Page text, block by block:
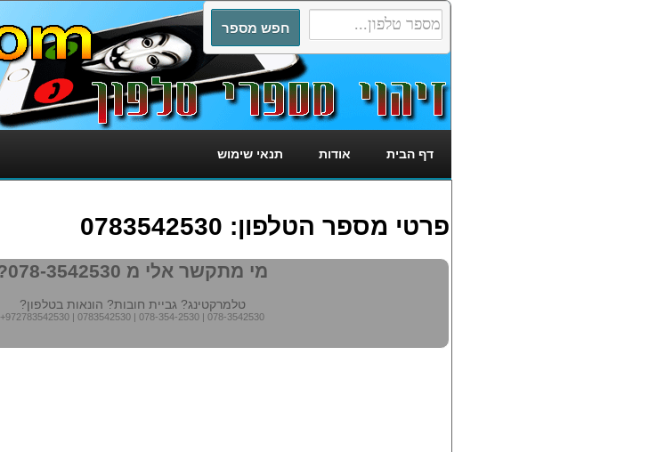
דף הבית אודות תנאי שימוש
פרטי מספר הטלפון: 0783542530
מי מתקשר אלי מ 078-3542530?
טלמרקטינג? גביית חובות? הונאות בטלפון?
+972783542530 | 0783542530 | 078-354-2530 | 078-3542530